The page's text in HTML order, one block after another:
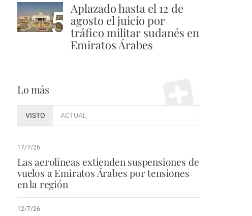
5 Aplazado hasta el 12 de
agosto el juicio por
tráfico militar sudanés en
Emiratos Árabes
Lo más
VISTO ACTUAL
17/7/26
Las aerolíneas extienden suspensiones de
vuelos a Emiratos Árabes por tensiones
en la región
12/7/26